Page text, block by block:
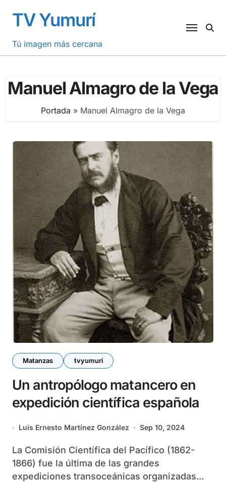
contenido
TV Yumurí
Tú imagen más cercana
Manuel Almagro de la Vega
Portada » Manuel Almagro de la Vega
Matanzas tvyumuri
Un antropólogo matancero en
expedición científica española
Luis Ernesto Martínez González Sep 10, 2024
La Comisión Científica del Pacífico (1862-
1866) fue la última de las grandes
expediciones transoceánicas organizadas...